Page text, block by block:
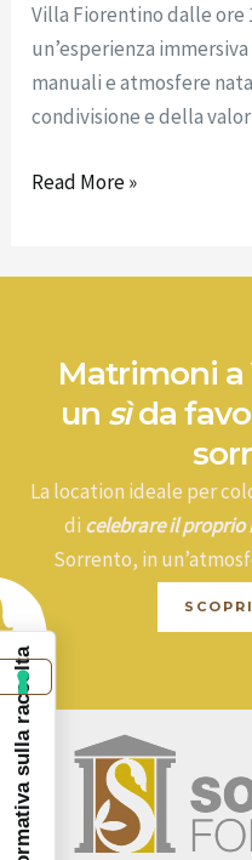
Villa Fiorentino dalle ore
un’esperienza
manuali e atmosfere
condivisione e della
Read More »
Matrimoni a
un sìda
La location ideale per
di celebrare il
Sorrento, in
Informativa sulla raccolta